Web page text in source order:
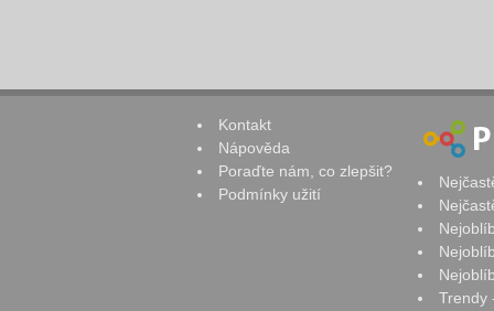
Kontakt
Nápověda
Poraďte nám, co zlepšit?
Podmínky užití
Trendy